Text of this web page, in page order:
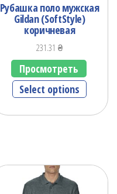
Рубашка поло мужская
Gildan (SoftStyle)
коричневая
231.31₴
Просмотреть
Select options